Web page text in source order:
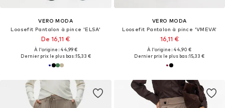
VERO MODA
Loosefit Pantalon à pince 'ELSA'
De 16,11 €
À l'origine : 44,99 €
Dernier prix le plus bas :15,33 €
VERO MODA
Loosefit Pantalon à pince 'VMEVA'
16,11 €
À l'origine : 44,90 €
Dernier prix le plus bas :15,33 €